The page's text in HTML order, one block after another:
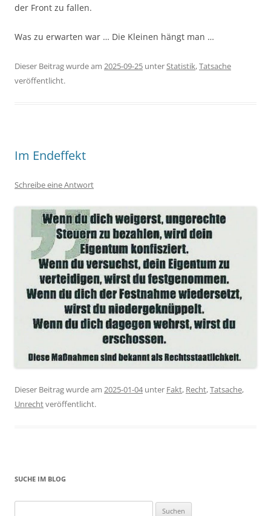
der Front zu fallen.
Was zu erwarten war … Die Kleinen hängt man …
Dieser Beitrag wurde am 2025-09-25 unterStatistik,Tatsache
veröffentlicht.
Im Endeffekt
Schreibe eine Antwort
Dieser Beitrag wurde am 2025-01-04unter Fakt, Recht,Tatsache,
Unrechtveröffentlicht.
SUCHE IM BLOG